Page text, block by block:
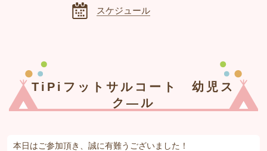
スケジュール
TiPiフットサルコート 幼児ス
ク―ル
本日はご参加頂き、誠に有難うございました！